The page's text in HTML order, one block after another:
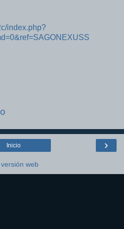
index.php?
›
Inicio
web